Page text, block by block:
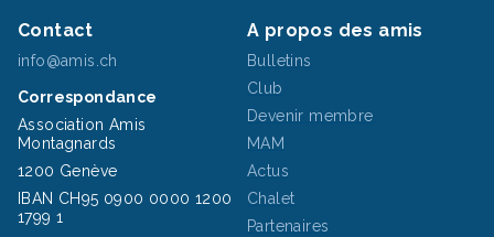
Contact
info@amis.ch
Correspondance
Association Amis
Montagnards
1200 Genève
IBAN CH95 0900 0000 1200
1799 1
A propos des amis
Bulletins
Club
Devenir membre
MAM
Actus
Chalet
Partenaires